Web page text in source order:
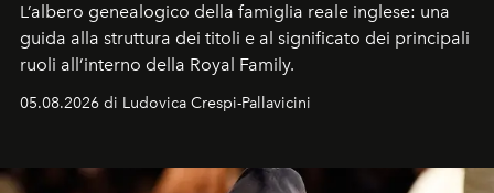
L’albero genealogico della famiglia reale inglese: una
guida alla struttura dei titoli e al significato dei principali
ruoli all’interno della Royal Family.
05.08.2026 di Ludovica Crespi-Pallavicini